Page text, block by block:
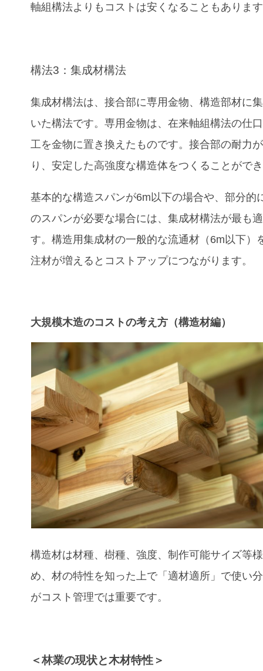
軸組構法よりもコストは安くなることもありま
構法3：集成材構法
集成材構法は、接合部に専用金物、構造部材に
いた構法です。専用金物は、在来軸組構法の仕
工を金物に置き換えたものです。接合部の耐力
り、安定した高強度な構造体をつくることがで
基本的な構造スパンが6m以下の場合や、部分的
のスパンが必要な場合には、集成材構法が最も
す。構造用集成材の一般的な流通材（6m以下）
注材が増えるとコストアップにつながります。
大規模木造のコストの考え方（構造材編）
構造材は材種、樹種、強度、制作可能サイズ等
め、材の特性を知った上で「適材適所」で使い
がコスト管理では重要です。
＜林業の現状と木材特性＞